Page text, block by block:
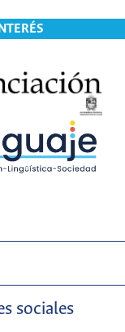
sociales